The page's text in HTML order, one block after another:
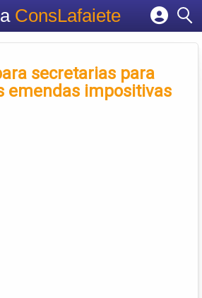
ConsLafaiete
Cadastrar empresa
Criar conta
secretarias para
emendas impositivas